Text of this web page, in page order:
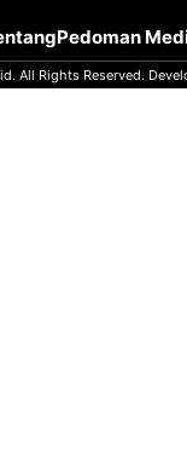
Pedoman
All Rights Reserved.